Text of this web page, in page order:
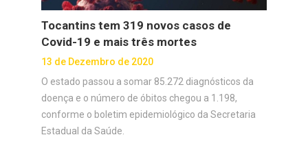
Tocantins tem 319 novos casos de
Covid-19 e mais três mortes
13 de Dezembro de 2020
O estado passou a somar 85.272 diagnósticos da
doença e o número de óbitos chegou a 1.198,
conforme o boletim epidemiológico da Secretaria
Estadual da Saúde.